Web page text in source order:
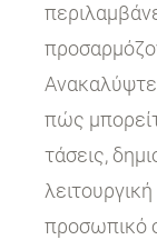
Ανακαλύψτε
πώς
τάσεις,
προσωπικό